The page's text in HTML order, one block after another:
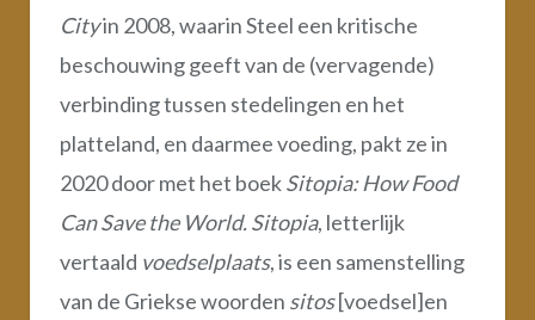
Cityin 2008, waarin Steel een kritische
beschouwing geeft van de (vervagende)
verbinding tussen stedelingen en het
platteland, en daarmee voeding, pakt ze in
2020 door met het boekSitopia: How Food
Can Save the World.Sitopia, letterlijk
vertaald voedselplaats, is een samenstelling
van de Griekse woorden sitos[voedsel]en